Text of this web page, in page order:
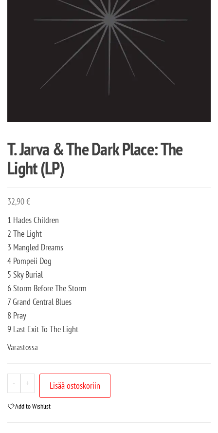
T. Jarva & The Dark Place: The
Light (LP)
32,90€
1 Hades Children
2 The Light
3 Mangled Dreams
4 Pompeii Dog
5 Sky Burial
6 Storm Before The Storm
7 Grand Central Blues
8 Pray
9 Last Exit To The Light
Varastossa
- + Lisää ostoskoriin
Add to Wishlist